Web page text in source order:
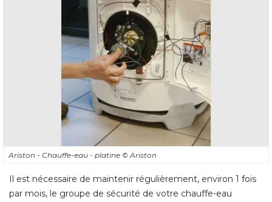
Ariston - Chauffe-eau - platine © Ariston
Il est nécessaire de maintenir régulièrement, environ 1 fois
par mois, le groupe de sécurité de votre chauffe-eau